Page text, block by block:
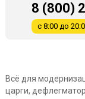
8 (800)
с 8:00 до
Всё для
царги,